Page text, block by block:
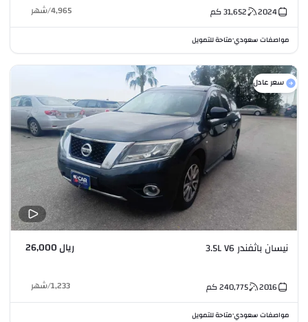
2024
31,652كم 4,965
/شهر
مواصفات سعودي•متاحة للتمويل
سعر عادل
نيسان باثفندر 3.5L V6 ريال 26,000
2016
240,775كم 1,233
/شهر
مواصفات سعودي•متاحة للتمويل